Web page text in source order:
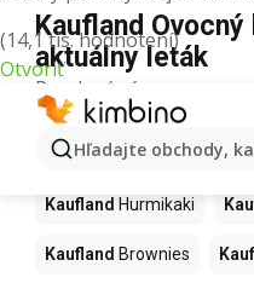
(14,1 tis. hodnotení)
Otvoriť
Hľadajte obchody,
Kaufland
aktuálny leták
Pre daný výraz sme
Ďalšie produkty
Kaufland
Kaufland Hurmikaki
Kaufland Brownies